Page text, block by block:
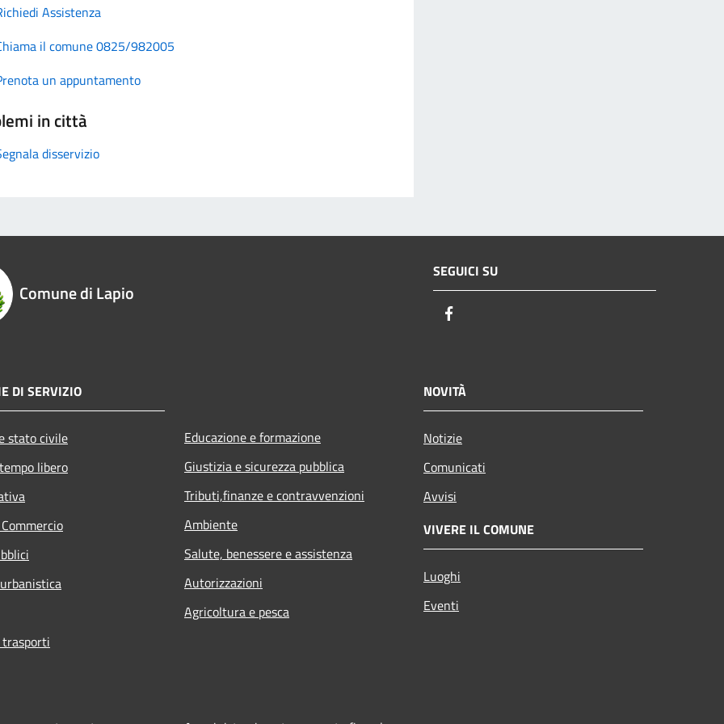
Assistenza
il comune 0825/982005
un appuntamento
in città
disservizio
Comune di Lapio
SEGUICI SU
DI SERVIZIO
stato civile
libero
Educazione e formazione
Giustizia e sicurezza pubblica
Tributi,finanze e contravvenzioni
Ambiente
Salute, benessere e assistenza
Autorizzazioni
Agricoltura e pesca
NOVITÀ
Notizie
Comunicati
Avvisi
VIVERE IL COMUNE
Luoghi
Eventi